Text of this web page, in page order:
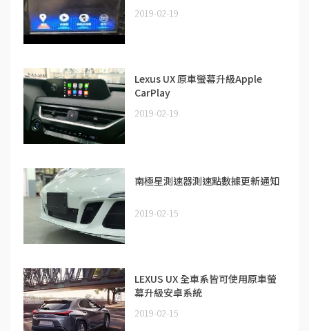
2019-02-19
Lexus UX 原車螢幕升級Apple
CarPlay
2019-02-19
南極星測速器測速點數據更新通知
2019-02-15
LEXUS UX 全車系皆可使用原車螢
幕升級安卓系統
2019-02-15